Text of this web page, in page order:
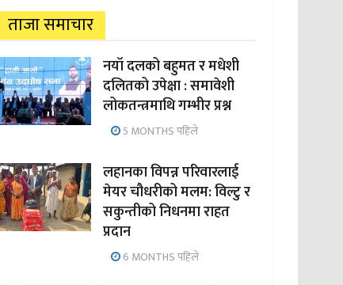
ताजा समाचार
नयाँ दलको बहुमत र मधेशी
दलितको उपेक्षा : समावेशी
लोकतन्त्रमाथि गम्भीर प्रश्न
5 MONTHS पहिले
लहानका विपन्न परिवारलाई
मेयर चौधरीको मलम: विल्टु र
सकुन्तीको निधनमा राहत
प्रदान
6 MONTHS पहिले